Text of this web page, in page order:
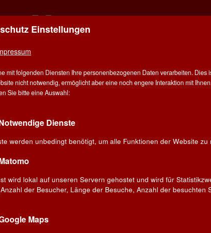
mindestens 3 Zeichen ein
Einstellungen
mit folgenden Diensten Ihre personenbezogenen Daten verarbeiten. Dies
nicht notwendig, ermöglicht aber eine noch engere Interaktion mit
Sie bitte eine Auswahl:
Dienste
werden unbedingt benötigt, um alle Funktionen der Website zu
wird lokal auf unseren Servern gehostet und wird für
der Besucher, Länge der Besuche, Anzahl der besuchten
Maps